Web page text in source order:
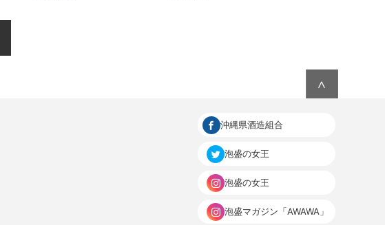
∧
沖縄県酒造組合
泡盛の女王
泡盛の女王
泡盛マガジン「AWAWA」